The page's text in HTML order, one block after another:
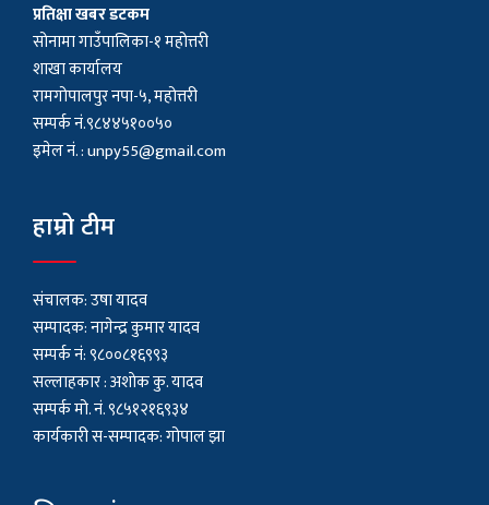
प्रतिक्षा खबर डटकम
सोनामा गाउँपालिका-१ महोत्तरी
शाखा कार्यालय
रामगोपालपुर नपा-५, महोत्तरी
सम्पर्क नं.९८४४५१००५०
इमेल नं. :unpy55@gmail.com
हाम्रो टीम
संचालक: उषा यादव
सम्पादक: नागेन्द्र कुमार यादव
सम्पर्क नं: ९८००८१६९९३
सल्लाहकार : अशाेक कु. यादव
सम्पर्क मो. नं. ९८५१२१६९३४
कार्यकारी स-सम्पादक: गोपाल झा